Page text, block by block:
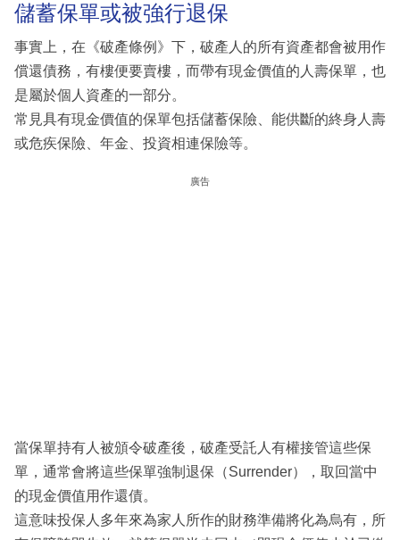
儲蓄保單或被強行退保
事實上，在《破產條例》下，破產人的所有資產都會被用作
償還債務，有樓便要賣樓，而帶有現金價值的人壽保單，也
是屬於個人資產的一部分。
常見具有現金價值的保單包括儲蓄保險、能供斷的終身人壽
或危疾保險、年金、投資相連保險等。
廣告
當保單持有人被頒令破產後，破產受託人有權接管這些保
單，通常會將這些保單強制退保（Surrender），取回當中
的現金價值用作還債。
這意味投保人多年來為家人所作的財務準備將化為烏有，所